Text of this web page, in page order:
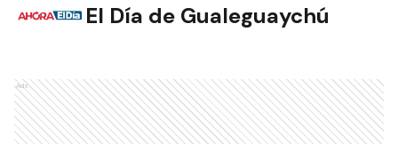
El Día de Gualeguaychú
Ads